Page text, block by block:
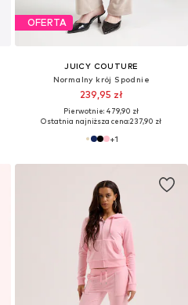
OFERTA
JUICY COUTURE
Normalny krój Spodnie
239,95 zł
Pierwotnie: 479,90 zł
Ostatnia najniższa cena:237,90 zł
+1